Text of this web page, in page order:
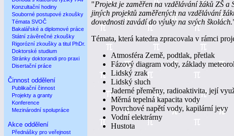
Konzultační hodiny
Souborné postupové zkoušky
Témata SVOČ
Bakalářské a diplomové práce
Státní závěrečné zkoušky
Rigorózní zkoušky a titul PhDr.
Doktorské studium
Stránky doktorandi pro praxi
Disertační práce
Činnost oddělení
Publikační činnost
Projekty a granty
Konference
Mezinárodní spolupráce
Akce oddělení
Přednášky pro veřejnost
"Projekt je zaměřen na vzdělávání žáků ZŠ
jiných projektů zaměřených na vzdělávání
dovednosti zavádí do výuky na svých školách.
Témata, která katedra zpracovala v rámci
Atmosféra Země, podtlak, přetlak
Fázový diagram vody, základy
Lidský zrak
Lidský sluch
Jaderné přeměny, radioaktivita, její
Měrná tepelná kapacita vody
Povrchové napětí vody, kapilární jevy
Vodní elektrárny
Hustota